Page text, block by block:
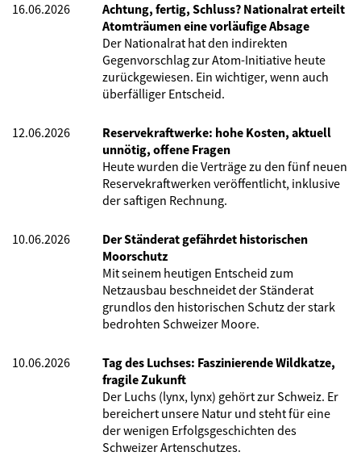
16.06.2026
Achtung, fertig, Schluss? Nationalrat erteilt
Atomträumen eine vorläufige Absage
Der Nationalrat hat den indirekten
Gegenvorschlag zur Atom-Initiative heute
zurückgewiesen. Ein wichtiger, wenn auch
überfälliger Entscheid.
12.06.2026
Reservekraftwerke: hohe Kosten, aktuell
unnötig, offene Fragen
Heute wurden die Verträge zu den fünf neuen
Reservekraftwerken veröffentlicht, inklusive
der saftigen Rechnung.
10.06.2026
Der Ständerat gefährdet historischen
Moorschutz
Mit seinem heutigen Entscheid zum
Netzausbau beschneidet der Ständerat
grundlos den historischen Schutz der stark
bedrohten Schweizer Moore.
10.06.2026
Tag des Luchses: Faszinierende Wildkatze,
fragile Zukunft
Der Luchs (lynx, lynx) gehört zur Schweiz. Er
bereichert unsere Natur und steht für eine
der wenigen Erfolgsgeschichten des
Schweizer Artenschutzes.